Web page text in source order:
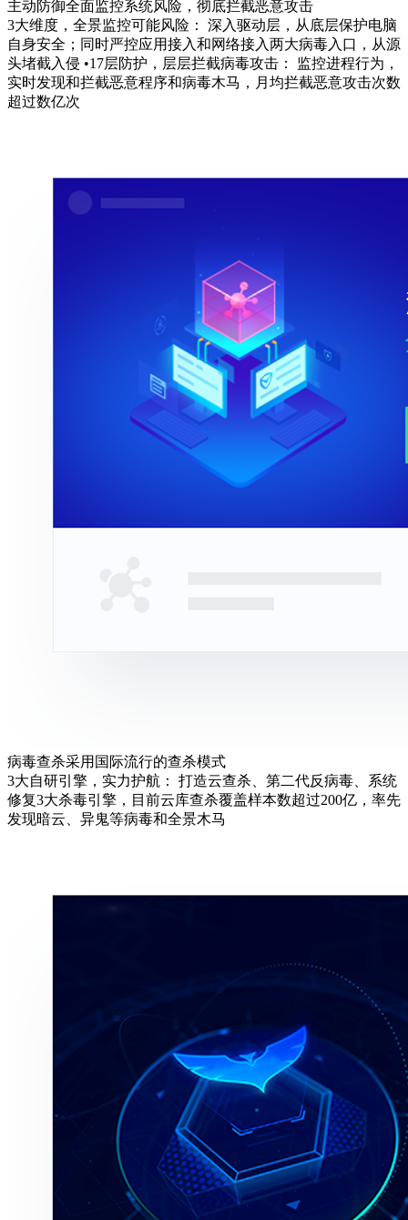
主动防御全面监控系统风险，彻底拦截恶意攻击
3大维度，全景监控可能风险： 深入驱动层，从底层保护电脑
自身安全；同时严控应用接入和网络接入两大病毒入口，从源
头堵截入侵 •17层防护，层层拦截病毒攻击： 监控进程行为，
实时发现和拦截恶意程序和病毒木马，月均拦截恶意攻击次数
超过数亿次
病毒查杀采用国际流行的查杀模式
3大自研引擎，实力护航： 打造云查杀、第二代反病毒、系统
修复3大杀毒引擎，目前云库查杀覆盖样本数超过200亿，率先
发现暗云、异鬼等病毒和全景木马